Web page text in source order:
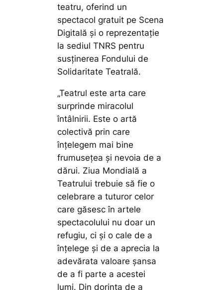
teatru, oferind un
spectacol gratuit pe Scena
Digitală și o reprezentație
la sediul TNRS pentru
susținerea Fondului de
Solidaritate Teatrală.
„Teatrul este arta care
surprinde miracolul
întâlnirii. Este o artă
colectivă prin care
înțelegem mai bine
frumusețea și nevoia de a
dărui. Ziua Mondială a
Teatrului trebuie să fie o
celebrare a tuturor celor
care găsesc în artele
spectacolului nu doar un
refugiu, ci și o cale de a
înțelege și de a aprecia la
adevărata valoare șansa
de a fi parte a acestei
lumi. Din dorința de a